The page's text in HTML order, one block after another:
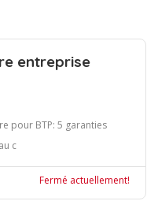
entreprise
pour BTP: 5 garanties
c
Fermé actuellement!